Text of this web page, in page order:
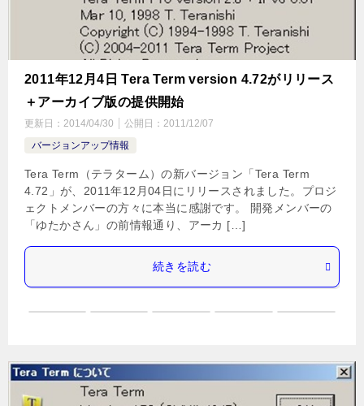
2011年12月4日 Tera Term version 4.72がリリース
＋アーカイブ版の提供開始
更新日： 2014/04/30 公開日： 2011/12/07
バージョンアップ情報
Tera Term（テラターム）の新バージョン「Tera Term
4.72」が、2011年12月04日にリリースされました。プロジ
ェクトメンバーの方々に本当に感謝です。 開発メンバーの
「ゆたかさん」の前情報通り、アーカ […]
続きを読む